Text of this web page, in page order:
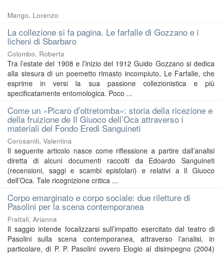
Mango, Lorenzo
La collezione si fa pagina. Le farfalle di Gozzano e i
licheni di Sbarbaro
Colombo, Roberta
Tra l’estate del 1908 e l’inizio del 1912 Guido Gozzano si dedica
alla stesura di un poemetto rimasto incompiuto, Le Farfalle, che
esprime in versi la sua passione collezionistica e più
specificatamente entomologica. Poco ...
Come un «Picaro d’oltretomba»: storia della ricezione e
della fruizione de Il Giuoco dell’Oca attraverso i
materiali del Fondo Eredi Sanguineti
Corosaniti, Valentina
Il seguente articolo nasce come riflessione a partire dall’analisi
diretta di alcuni documenti raccolti da Edoardo Sanguineti
(recensioni, saggi e scambi epistolari) e relativi a Il Giuoco
dell’Oca. Tale ricognizione critica ...
Corpo emarginato e corpo sociale: due riletture di
Pasolini per la scena contemporanea
Frattali, Arianna
Il saggio intende focalizzarsi sull’impatto esercitato dal teatro di
Pasolini sulla scena contemporanea, attraverso l’analisi, in
particolare, di P. P. Pasolini ovvero Elogio al disimpegno (2004)